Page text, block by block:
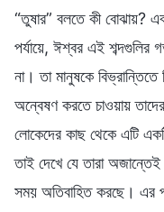
“তুষার” বলতে কী বোঝায়?
পর্যায়ে, ঈশ্বর এই শব্দগুলির
না। তা মানুষকে
অন্বেষণ করতে চাওয়ায়
লোকেদের কাছ থেকে এটি
তাই দেখে যে তারা
সময় অতিবাহিত করছে। এর